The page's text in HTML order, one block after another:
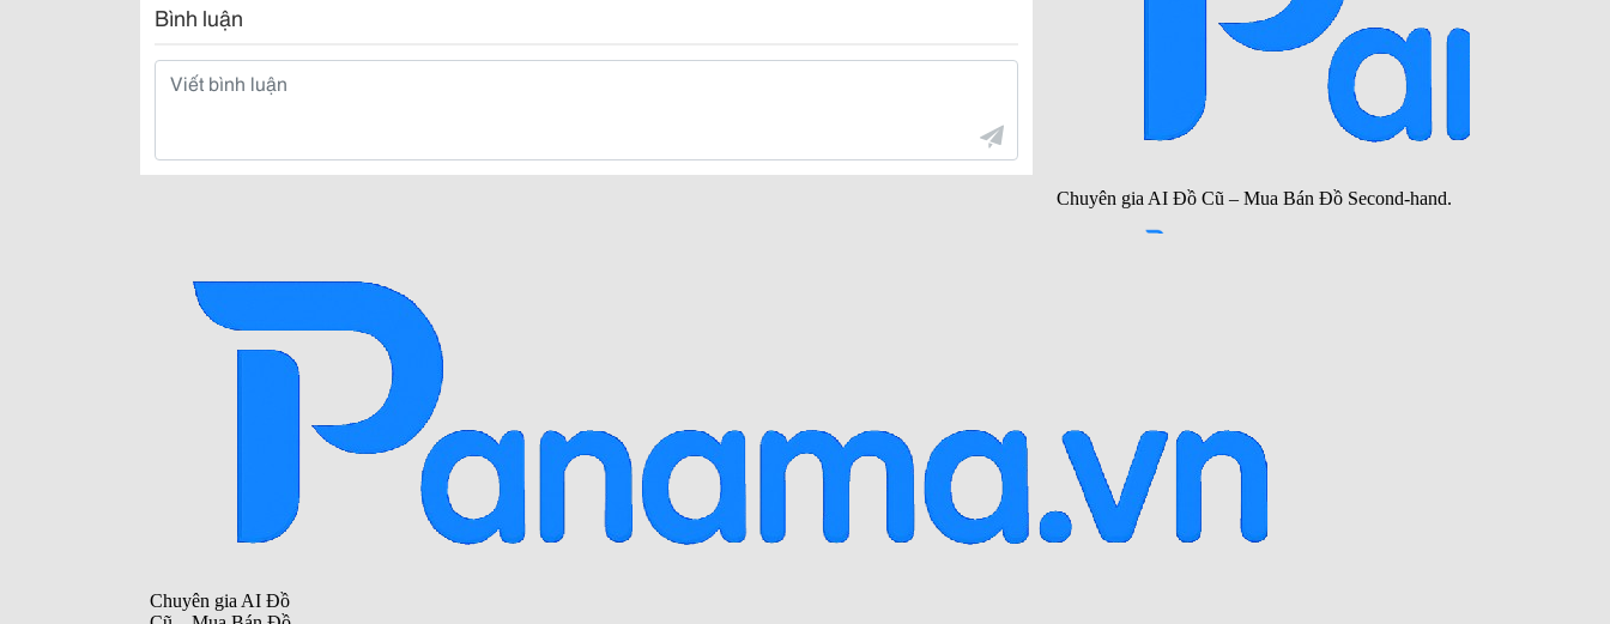
Bình luận